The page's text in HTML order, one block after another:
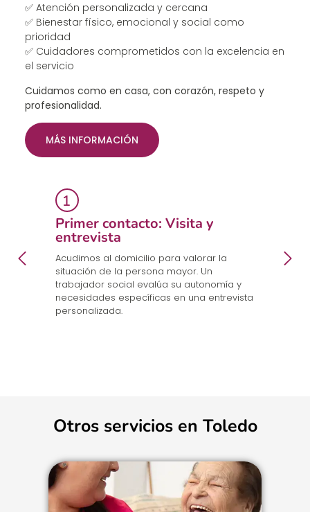
✅ Atención personalizada y cercana
✅ Bienestar físico, emocional y social como
prioridad
✅ Cuidadores comprometidos con la excelencia en
el servicio
Cuidamos como en casa, con corazón, respeto y
profesionalidad.
MÁS INFORMACIÓN
Primer contacto: Visita y
entrevista
Acudimos al domicilio para valorar la
situación de la persona mayor. Un
trabajador social evalúa su autonomía y
necesidades específicas en una entrevista
personalizada.
Otros servicios en Toledo